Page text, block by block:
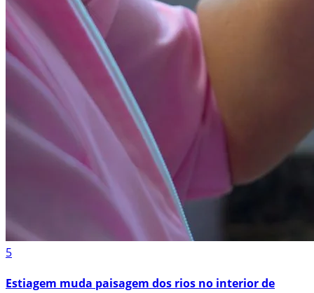
5
Estiagem muda paisagem dos rios no interior de